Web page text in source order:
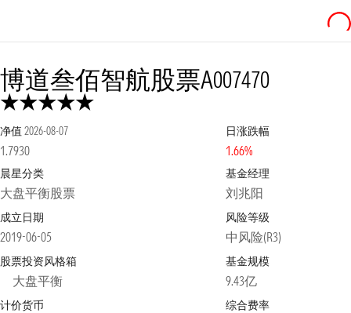
博道叁佰智航股票A007470
净值 2026-08-07
1.7930
日涨跌幅
1.66%
晨星分类
大盘平衡股票
基金经理
刘兆阳
成立日期
2019-06-05
风险等级
中风险(R3)
股票投资风格箱
大盘平衡
基金规模
9.43亿
计价货币 综合费率